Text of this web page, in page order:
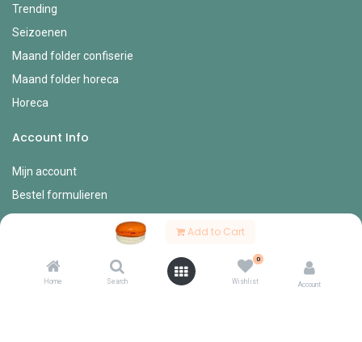
Add to Cart
Home Search
0
Wishlist Account
Trending
Seizoenen
Maand folder confiserie
Maand folder horeca
Horeca
Account Info
Mijn account
Bestel formulieren
Mijn profiel